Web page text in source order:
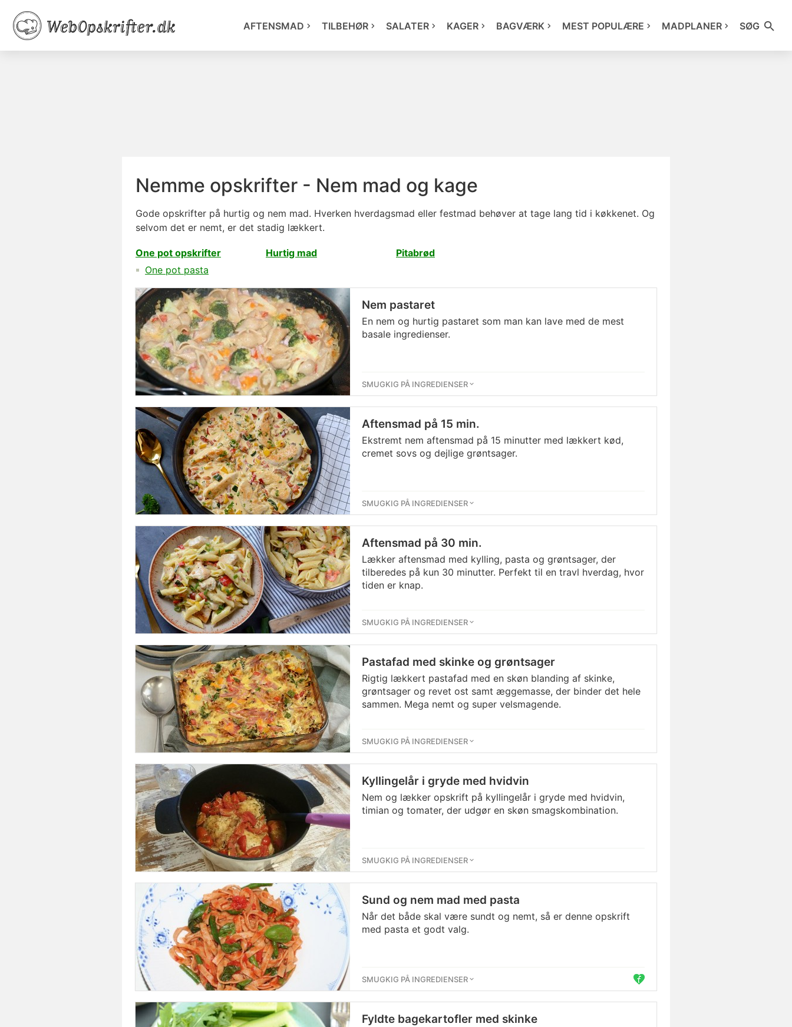
AFTENSMAD TILBEHØR SALATER KAGER BAGVÆRK MEST POPULÆRE MADPLANER SØG
Nemme opskrifter - Nem mad og kage
Gode opskrifter på hurtig og nem mad. Hverken hverdagsmad eller festmad behøver at tage lang tid i køkkenet. Og
selvom det er nemt, er det stadig lækkert.
One pot opskrifter
One pot pasta
Hurtig mad Pitabrød
Nem pastaret
En nem og hurtig pastaret som man kan lave med de mest
basale ingredienser.
SMUGKIG PÅ INGREDIENSER
Aftensmad på 15 min.
Ekstremt nem aftensmad på 15 minutter med lækkert kød,
cremet sovs og dejlige grøntsager.
SMUGKIG PÅ INGREDIENSER
Aftensmad på 30 min.
Lækker aftensmad med kylling, pasta og grøntsager, der
tilberedes på kun 30 minutter. Perfekt til en travl hverdag, hvor
tiden er knap.
SMUGKIG PÅ INGREDIENSER
Pastafad med skinke og grøntsager
Rigtig lækkert pastafad med en skøn blanding af skinke,
grøntsager og revet ost samt æggemasse, der binder det hele
sammen. Mega nemt og super velsmagende.
SMUGKIG PÅ INGREDIENSER
Kyllingelår i gryde med hvidvin
Nem og lækker opskrift på kyllingelår i gryde med hvidvin,
timian og tomater, der udgør en skøn smagskombination.
SMUGKIG PÅ INGREDIENSER
Sund og nem mad med pasta
Når det både skal være sundt og nemt, så er denne opskrift
med pasta et godt valg.
SMUGKIG PÅ INGREDIENSER
Fyldte bagekartofler med skinke